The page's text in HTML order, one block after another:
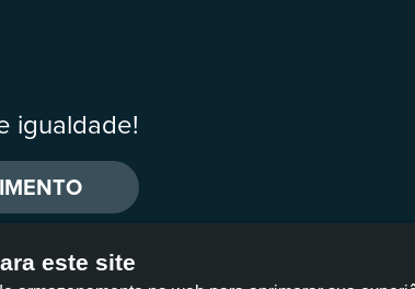
igualdade!
este site